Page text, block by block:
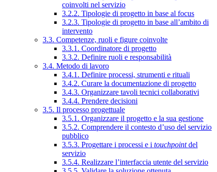
coinvolti nel servizio
3.2.2. Tipologie di progetto in base al focus
3.2.3. Tipologie di progetto in base all’ambito di
intervento
3.3. Competenze, ruoli e figure coinvolte
3.3.1. Coordinatore di progetto
3.3.2. Definire ruoli e responsabilità
3.4. Metodo di lavoro
3.4.1. Definire processi, strumenti e rituali
3.4.2. Curare la documentazione di progetto
3.4.3. Organizzare tavoli tecnici collaborativi
3.4.4. Prendere decisioni
3.5. Il processo progettuale
3.5.1. Organizzare il progetto e la sua gestione
3.5.2. Comprendere il contesto d’uso del servizio
pubblico
3.5.3. Progettare i processi e i touchpointdel
servizio
3.5.4. Realizzare l’interfaccia utente del servizio